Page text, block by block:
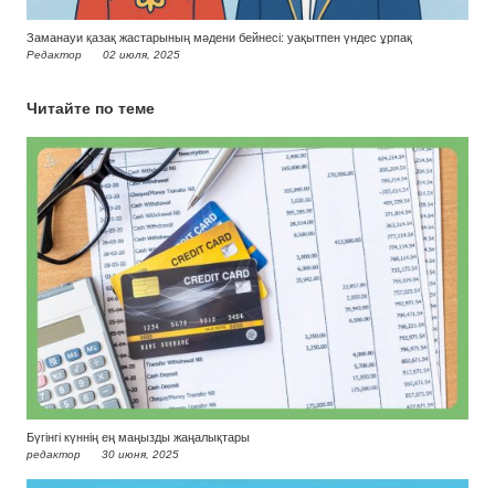
Заманауи қазақ жастарының мәдени бейнесі: уақытпен үндес ұрпақ
Редактор 02 июля, 2025
Читайте по теме
Бүгінгі күннің ең маңызды жаңалықтары
редактор 30 июня, 2025